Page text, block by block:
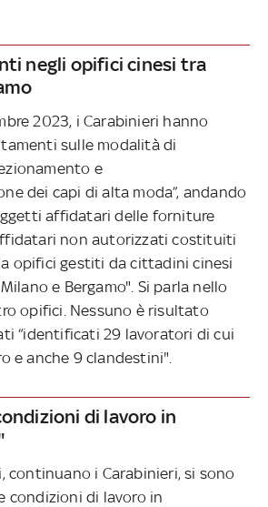
negli opifici cinesi tra
2023, i Carabinieri hanno
sulle modalità di
e
dei capi di alta moda”, andando
affidatari delle forniture
non autorizzati costituiti
opifici gestiti da cittadini cinesi
e Bergamo". Si parla nello
opifici. Nessuno è risultato
“identificati 29 lavoratori di cui
e anche 9 clandestini".
di lavoro in
continuano i Carabinieri, si sono
condizioni di lavoro in